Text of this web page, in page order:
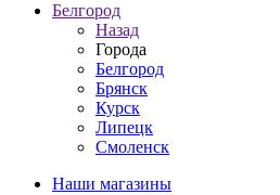
Белгород
Назад
Города
Белгород
Брянск
Курск
Липецк
Смоленск
Наши магазины